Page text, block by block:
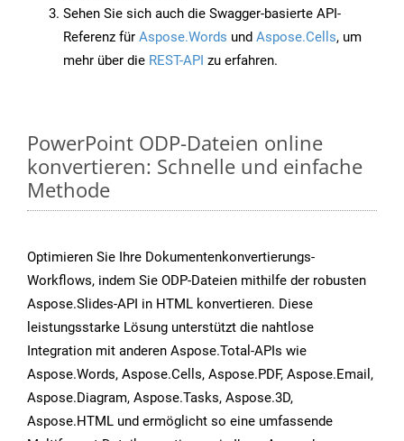
Sehen Sie sich auch die Swagger-basierte API-
Referenz für Aspose.Words und Aspose.Cells, um
mehr über die REST-API zu erfahren.
PowerPoint ODP-Dateien online
konvertieren: Schnelle und einfache
Methode
Optimieren Sie Ihre Dokumentenkonvertierungs-
Workflows, indem Sie ODP-Dateien mithilfe der robusten
Aspose.Slides-API in HTML konvertieren. Diese
leistungsstarke Lösung unterstützt die nahtlose
Integration mit anderen Aspose.Total-APIs wie
Aspose.Words, Aspose.Cells, Aspose.PDF, Aspose.Email,
Aspose.Diagram, Aspose.Tasks, Aspose.3D,
Aspose.HTML und ermöglicht so eine umfassende